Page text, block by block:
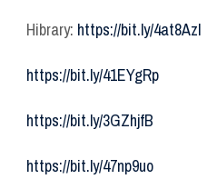
Hibrary: https://bit.ly/4at8AzI
https://bit.ly/41EYgRp
https://bit.ly/3GZhjfB
https://bit.ly/47np9uo